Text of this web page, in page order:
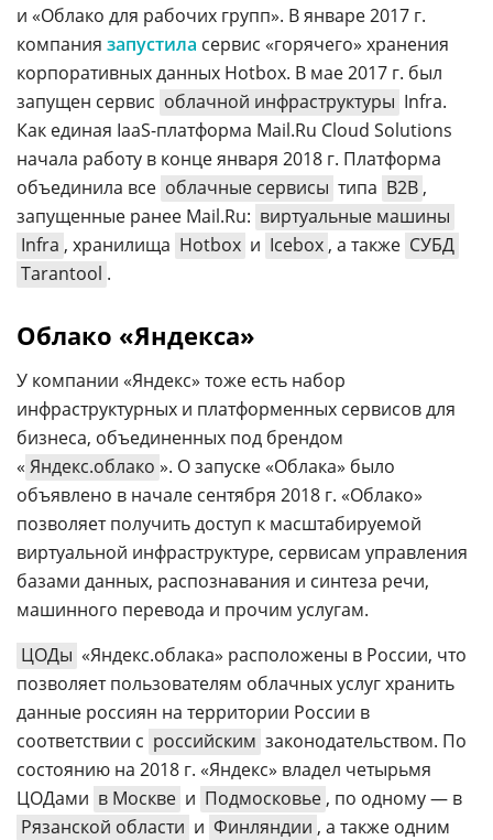
и «Облако для рабочих групп». В январе 2017 г.
компания запустила сервис «горячего» хранения
корпоративных данных Hotbox. В мае 2017 г. был
запущен сервис облачной инфраструктуры Infra.
Как единая IaaS-платформа Mail.Ru Cloud Solutions
начала работу в конце января 2018 г. Платформа
объединила все облачные сервисы типа B2B ,
запущенные ранее Mail.Ru: виртуальные машины
Infra , хранилища Hotbox и Icebox , а также СУБД
Tarantool .
Облако «Яндекса»
У компании «Яндекс» тоже есть набор
инфраструктурных и платформенных сервисов для
бизнеса, объединенных под брендом
« Яндекс.облако ». О запуске «Облака» было
объявлено в начале сентября 2018 г. «Облако»
позволяет получить доступ к масштабируемой
виртуальной инфраструктуре, сервисам управления
базами данных, распознавания и синтеза речи,
машинного перевода и прочим услугам.
ЦОДы «Яндекс.облака» расположены в России, что
позволяет пользователям облачных услуг хранить
данные россиян на территории России в
соответствии с российским законодательством. По
состоянию на 2018 г. «Яндекс» владел четырьмя
ЦОДами в Москве и Подмосковье , по одному — в
Рязанской области и Финляндии , а также одним